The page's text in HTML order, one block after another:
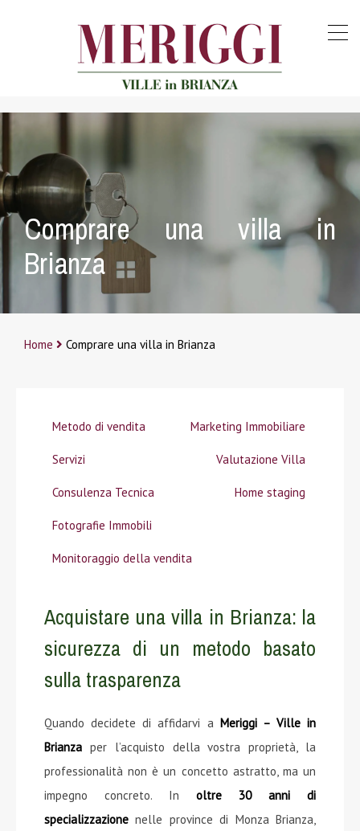
Comprare una villa in
Brianza
Home Comprare una villa in Brianza
Metodo di vendita Marketing Immobiliare
Servizi Valutazione Villa
Consulenza Tecnica Home staging
Fotografie Immobili
Monitoraggio della vendita
Acquistare una villa in Brianza: la
sicurezza di un metodo basato
sulla trasparenza
Quando decidete di affidarvi a Meriggi – Ville in
Brianza per l’acquisto della vostra proprietà, la
professionalità non è un concetto astratto, ma un
impegno concreto. In oltre 30 anni di
specializzazione nelle province di Monza Brianza,